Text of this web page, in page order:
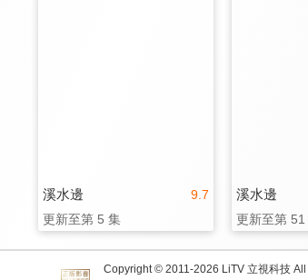
9.7
溪水邊
更新至第 5 集
溪水邊
更新至第 51
Copyright © 2011-2026 LiTV 立視科技